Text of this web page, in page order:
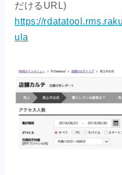
だけるURL)
https://
ula